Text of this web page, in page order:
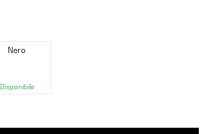
Nero
Disponibile